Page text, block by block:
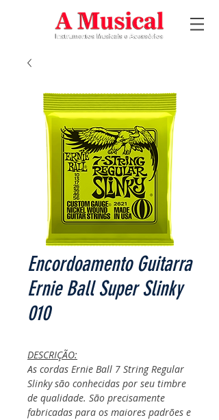
Encordoamento Guitarra
Ernie Ball Super Slinky
010
DESCRIÇÃO:
As cordas Ernie Ball 7 String Regular
Slinky são conhecidas por seu timbre
de qualidade. São precisamente
fabricadas para os maiores padrões e